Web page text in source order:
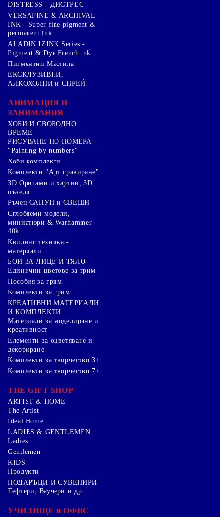
DISTRESS - ДИСТРЕС
VERSAFINE & ARCHIVAL
INK - Super fine pigment &
permanent ink
ALADIN IZINK Series -
Pigment & Dye French ink
Пигментни Мастила
ЕКСКЛУЗИВНИ,
АЛКОХОЛНИ и СПРЕЙ
АНИМАЦИЯ И
ЗАНИМАНИЯ
ХОБИ И СВОБОДНО
ВРЕМЕ
РИСУВАНЕ ПО НОМЕРА -
"Painting by numbers"
Хоби комплекти
Комплекти "Арт гравиране"
3D Оригами и хартии, 3D
пъзели
Ръчен САПУН и СВЕЩИ
Сглобяеми модели,
миниатюри & Warhammer
40k
Квилинг техника -
материали
БОИ ЗА ЛИЦЕ И ТЯЛО
Единични цветове за грим
Пособия за грим
Комплекти за грим
КРЕАТИВНИ МАТЕРИАЛИ
И КОМПЛЕКТИ
Mатериали за моделиране и
креативност
Елементи за оцветяване и
декориране
Комплекти за творчество 3+
Комплекти за творчество 7+
THE GIFT SHOP
ARTIST & HOME
The Artist
Ideal Home
LADIES & GENTLEMEN
Ladies
Gentlemen
KIDS
Продукти
ПОДАРЪЦИ И СУВЕНИРИ
Тефтери, Ваучери и др.
УЧИЛИЩЕ и ОФИС